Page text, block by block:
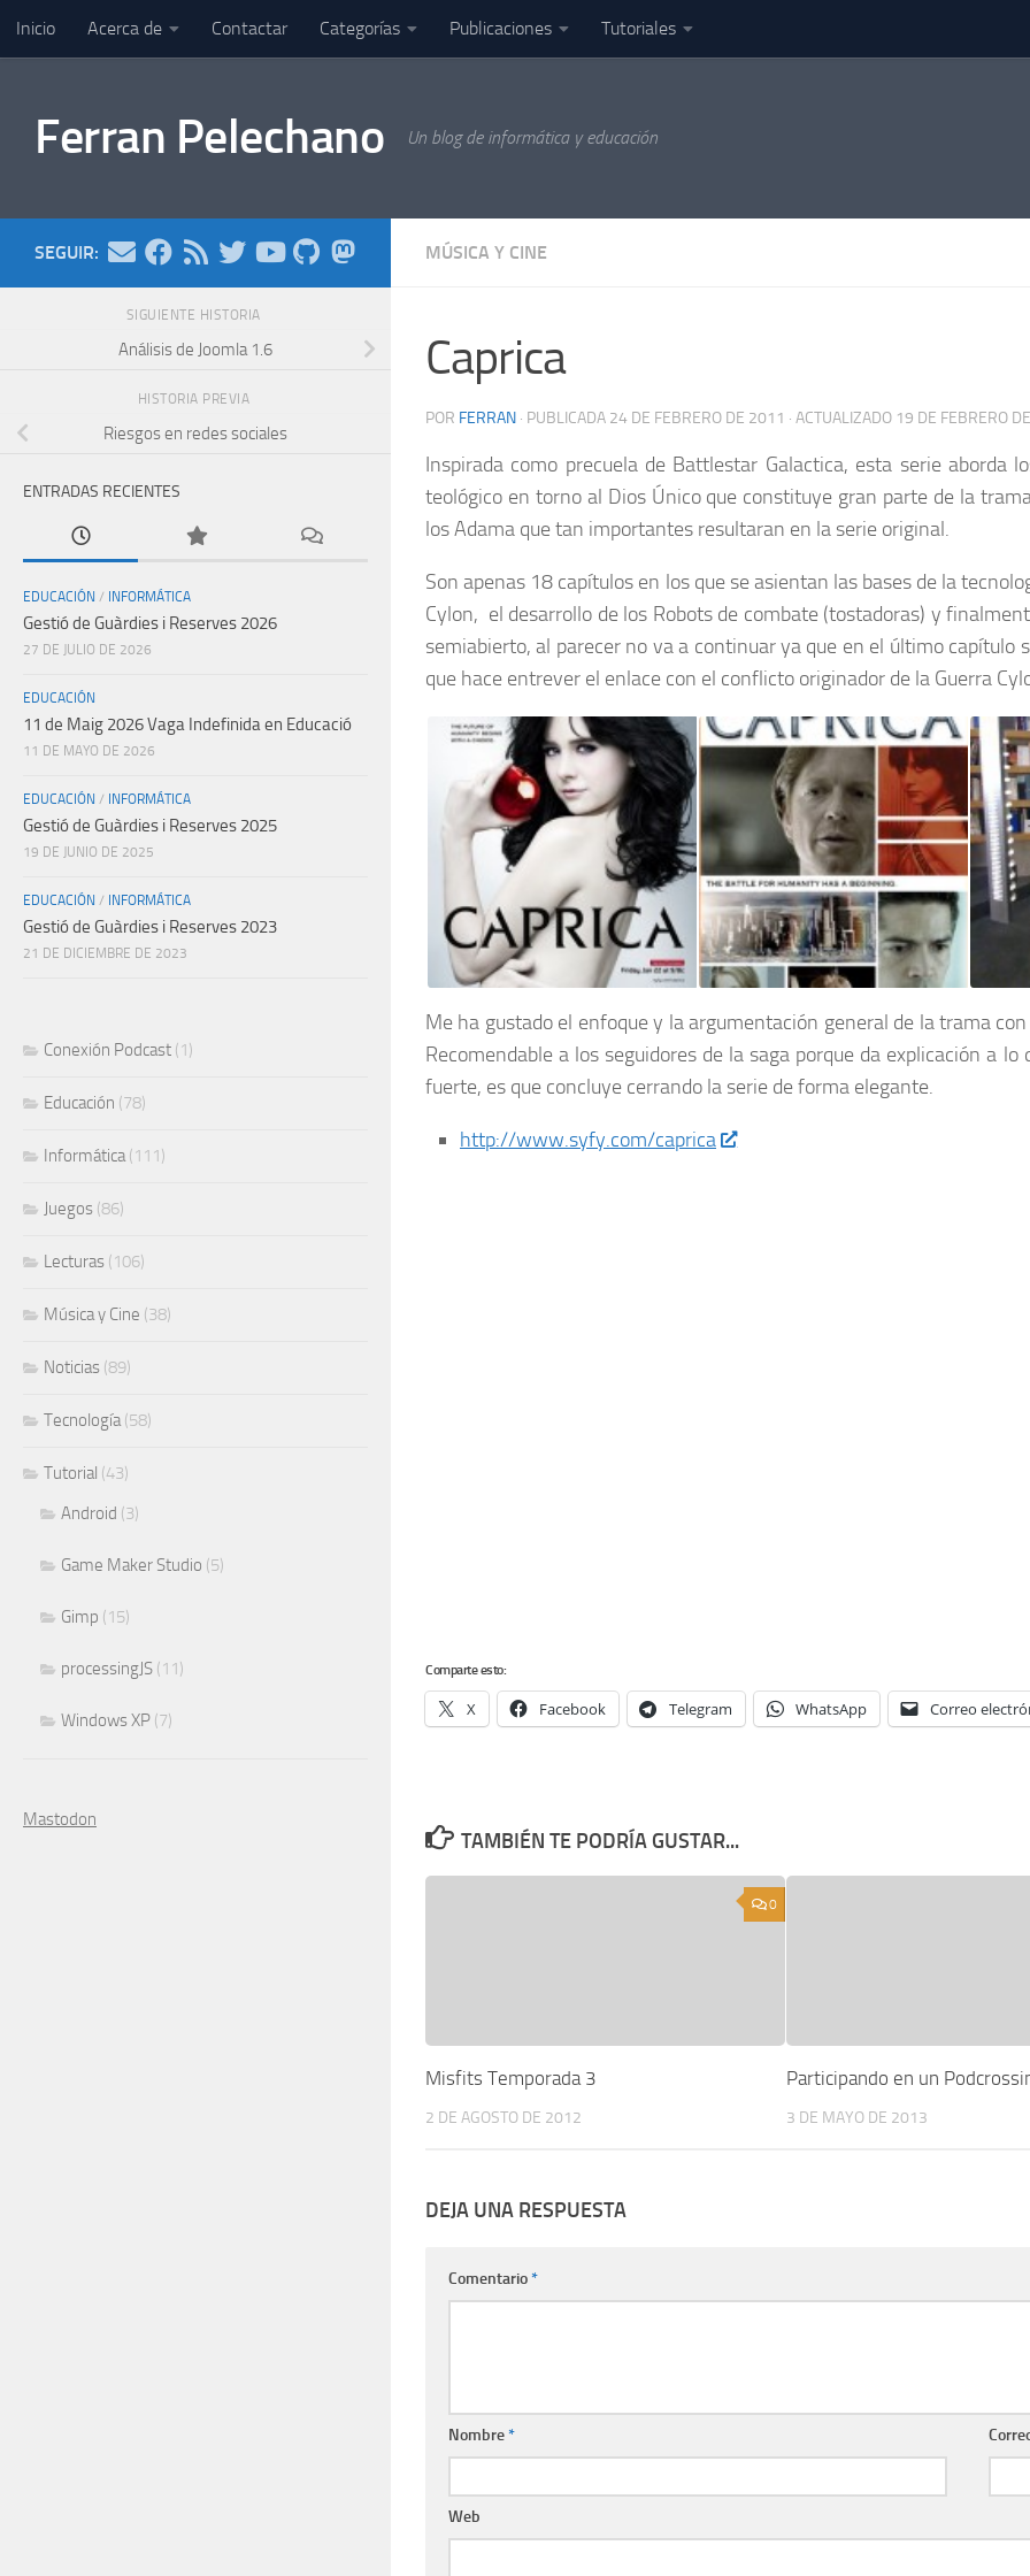
Saltar al contenido
Inicio Acerca de Contactar Categorías Publicaciones Tutoriales
Ferran Pelechano Un blog de informática y educación
MÚSICA Y CINE
Caprica
POR FERRAN · PUBLICADA 24 DE FEBRERO DE 2011 · ACTUALIZADO 19 DE FEBRERO
Inspirada como precuela de Battlestar Galactica, esta serie aborda
teológico en torno al Dios Único que constituye gran parte de la
los Adama que tan importantes resultaran en la serie original.
Son apenas 18 capítulos en los que se asientan las bases de la
Cylon, el desarrollo de los Robots de combate (tostadoras) y
semiabierto, al parecer no va a continuar ya que en el último
que hace entrever el enlace con el conflicto originador de la Guerra
Me ha gustado el enfoque y la argumentación general de la trama
Recomendable a los seguidores de la saga porque da explicación a
fuerte, es que concluye cerrando la serie de forma elegante.
http://www.syfy.com/caprica
Comparte esto:
X Facebook Telegram WhatsApp Correo
TAMBIÉN TE PODRÍA GUSTAR...
0
Misfits Temporada 3
2 DE AGOSTO DE 2012
Participando en un
3 DE MAYO DE 2013
DEJA UNA RESPUESTA
Comentario*
Nombre*
Web
SEGUIR:
SIGUIENTE HISTORIA
Análisis de Joomla 1.6
HISTORIA PREVIA
Riesgos en redes sociales
ENTRADAS RECIENTES
EDUCACIÓN / INFORMÁTICA
Gestió de Guàrdies i Reserves 2026
27 DE JULIO DE 2026
EDUCACIÓN
11 de Maig 2026 Vaga Indefinida en Educació
11 DE MAYO DE 2026
EDUCACIÓN / INFORMÁTICA
Gestió de Guàrdies i Reserves 2025
19 DE JUNIO DE 2025
EDUCACIÓN / INFORMÁTICA
Gestió de Guàrdies i Reserves 2023
21 DE DICIEMBRE DE 2023
Conexión Podcast (1)
Educación (78)
Informática(111)
Juegos (86)
Lecturas (106)
Música y Cine (38)
Noticias (89)
Tecnología(58)
Tutorial (43)
Android (3)
Game Maker Studio (5)
Gimp (15)
processingJS (11)
Windows XP (7)
Mastodon